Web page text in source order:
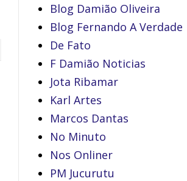
Blog Damião Oliveira
Blog Fernando A Verdade
De Fato
F Damião Noticias
Jota Ribamar
Karl Artes
Marcos Dantas
No Minuto
Nos Onliner
PM Jucurutu